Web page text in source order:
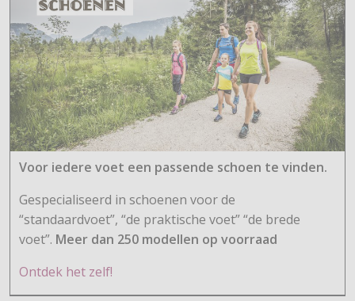
Voor iedere voet een passende schoen te vinden.
Gespecialiseerd in schoenen voor de
“standaardvoet”, “de praktische voet” “de brede
voet”. Meer dan 250 modellen op voorraad
Ontdek het zelf!